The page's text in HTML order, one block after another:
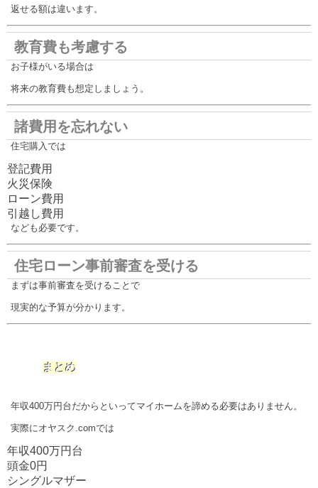
返せる額は違います。
教育費も考慮する
お子様がいる場合は
将来の教育費も想定しましょう。
諸費用を忘れない
住宅購入では
登記費用
火災保険
ローン費用
引越し費用
なども必要です。
住宅ローン事前審査を受ける
まずは事前審査を受けることで
現実的な予算が分かります。
まとめ
年収400万円台だからといってマイホームを諦める必要はありません。
実際にオヤスク.comでは
年収400万円台
頭金0円
シングルマザー